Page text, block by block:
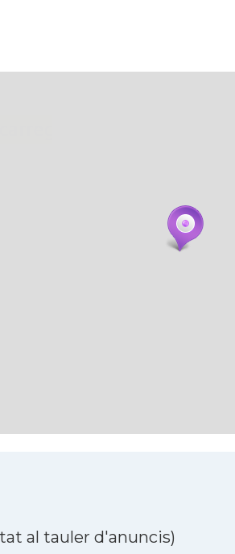
al tauler d'anuncis)